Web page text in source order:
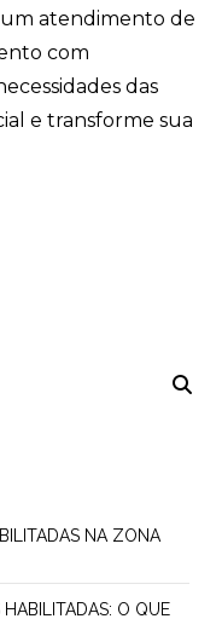
atendimento de
com
das
e transforme sua